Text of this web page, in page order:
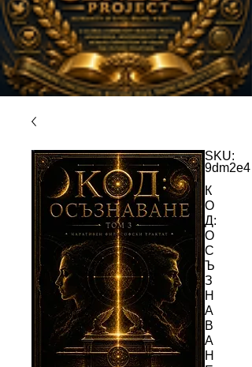
SKU:
9dm2e4
К
О
Д:
О
С
Ъ
З
Н
А
В
А
Н